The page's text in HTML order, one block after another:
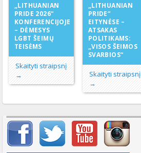
„LITHUANIAN
PRIDE 2026“
KONFERENCIJOJE
– DĖMESYS
LGBT ŠEIMŲ
TEISĖMS
Skaityti straipsnį
→
„LITHUANIAN
PRIDE“
EITYNĖSE –
ATSAKAS
POLITIKAMS:
„VISOS ŠEIMOS
SVARBIOS“
Skaityti straipsnį
→
Svarbių įrašų meniu